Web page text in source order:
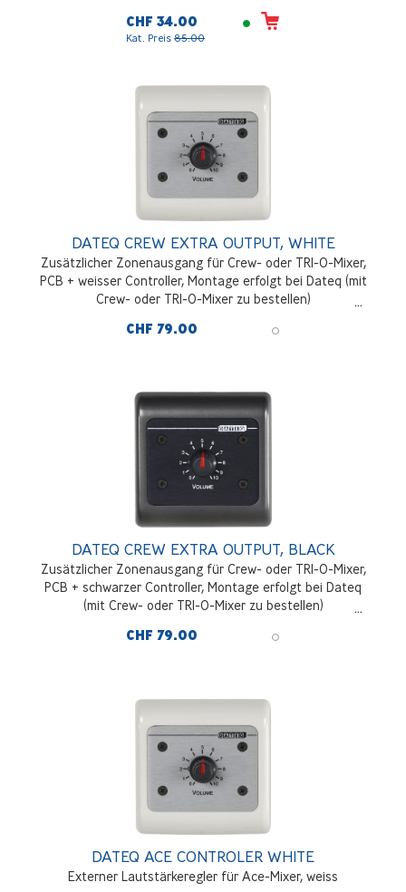
CHF 34.00
Kat. Preis 85.00
DATEQ CREW EXTRA OUTPUT, WHITE
Zusätzlicher Zonenausgang für Crew- oder TRI-O-Mixer,
PCB + weisser Controller, Montage erfolgt bei Dateq (mit
Crew- oder TRI-O-Mixer zu bestellen)
CHF 79.00
DATEQ CREW EXTRA OUTPUT, BLACK
Zusätzlicher Zonenausgang für Crew- oder TRI-O-Mixer,
PCB + schwarzer Controller, Montage erfolgt bei Dateq
(mit Crew- oder TRI-O-Mixer zu bestellen)
CHF 79.00
DATEQ ACE CONTROLER WHITE
Externer Lautstärkeregler für Ace-Mixer, weiss